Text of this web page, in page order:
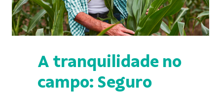
A tranquilidade no
campo: Seguro